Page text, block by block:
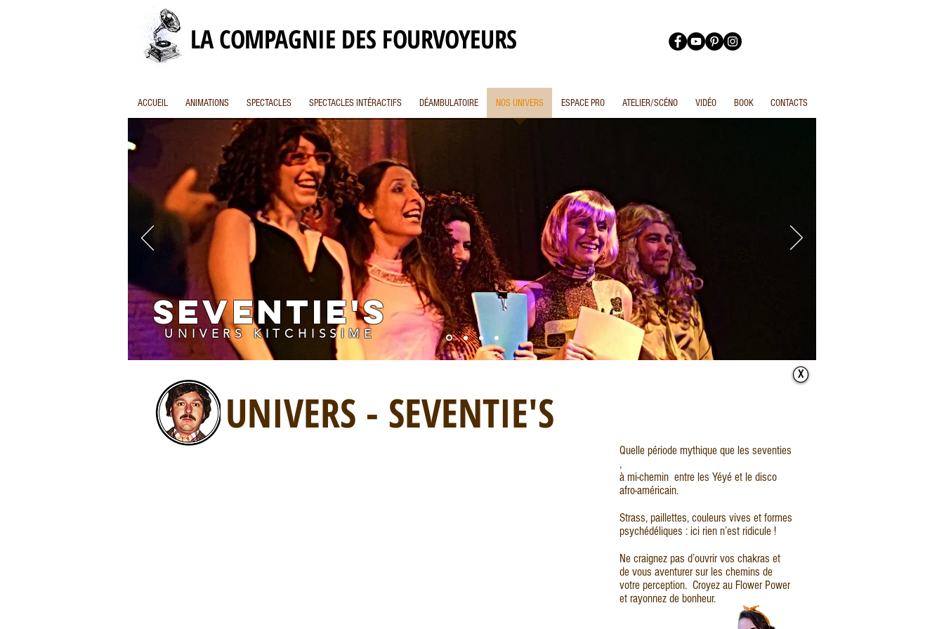
LA COMPAGNIE DES FOURVOYEURS
ACCUEIL ANIMATIONS SPECTACLES SPECTACLES INTÉRACTIFS DÉAMBULATOIRE NOS UNIVERS ESPACE PRO ATELIER/SCÉNO VIDÉO BOOK CONTACTS
SEVENTIE's
UNIVERS KITCHISSIME
UNIVERS - SEVENTIE'S
X
Quelle période mythique que les seventies
,
à mi-chemin entre les Yéyé et le disco
afro-américain.
Strass, paillettes, couleurs vives et formes
psychédéliques : ici rien n’est ridicule !
Ne craignez pas d’ouvrir vos chakras et
de vous aventurer sur les chemins de
votre perception. Croyez au Flower Power
et rayonnez de bonheur.